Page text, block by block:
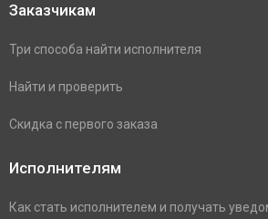
Заказчикам
Три способа найти исполнителя
Найти и проверить
Скидка с первого заказа
Исполнителям
Как стать исполнителем и получать